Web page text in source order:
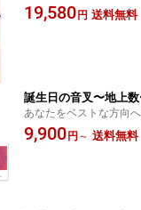
19,580 円 送料無料
誕生日の音叉〜地上
あなたをベストな方向へ
9,900 円 ～ 送料無料